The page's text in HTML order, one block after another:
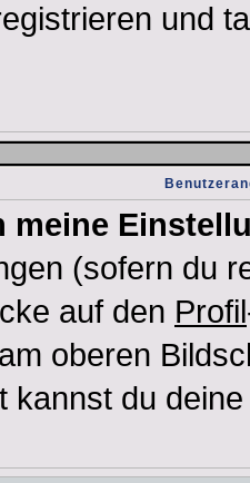
und
meine
(sofern du
auf den Profil
oberen
kannst du